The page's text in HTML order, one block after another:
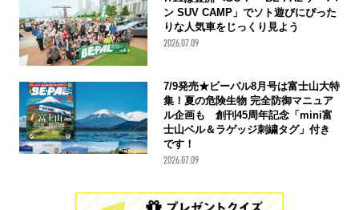
ン SUV CAMP」でソト遊びにぴった
りな人気車をじっくり見よう
2026.07.09
7/9発売★ビーパル8月号は富士山大特
集！夏の危険生物 完全防御マニュア
ル企画も 創刊45周年記念「mini富
士山ベル＆ラゲッジ刺繍タグ」付き
です！
2026.07.09